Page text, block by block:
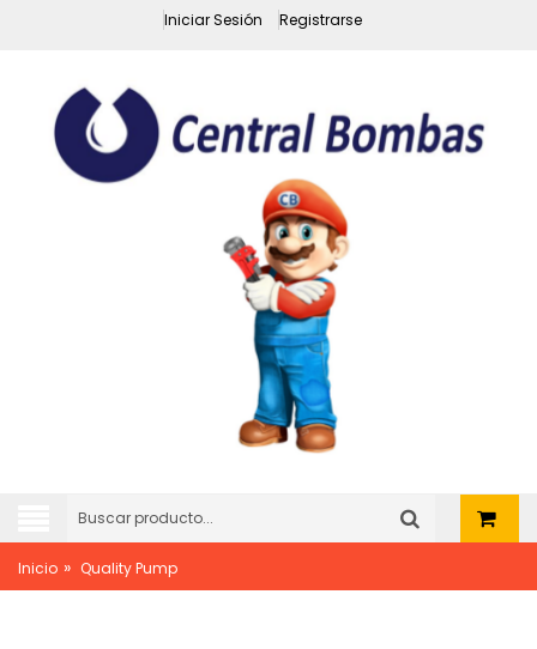
Iniciar Sesión Registrarse
Inicio » Quality Pump